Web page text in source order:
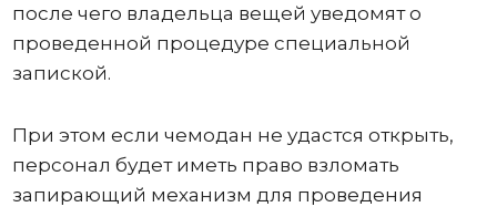
после чего владельца вещей уведомят о
проведенной процедуре специальной
запиской.
При этом если чемодан не удастся открыть,
персонал будет иметь право взломать
запирающий механизм для проведения